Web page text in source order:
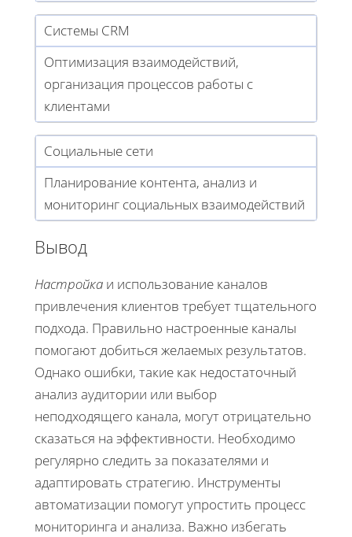
Системы CRM
Оптимизация взаимодействий,
организация процессов работы с
клиентами
Социальные сети
Планирование контента, анализ и
мониторинг социальных взаимодействий
Вывод
Настройка и использование каналов
привлечения клиентов требует тщательного
подхода. Правильно настроенные каналы
помогают добиться желаемых результатов.
Однако ошибки, такие как недостаточный
анализ аудитории или выбор
неподходящего канала, могут отрицательно
сказаться на эффективности. Необходимо
регулярно следить за показателями и
адаптировать стратегию. Инструменты
автоматизации помогут упростить процесс
мониторинга и анализа. Важно избегать